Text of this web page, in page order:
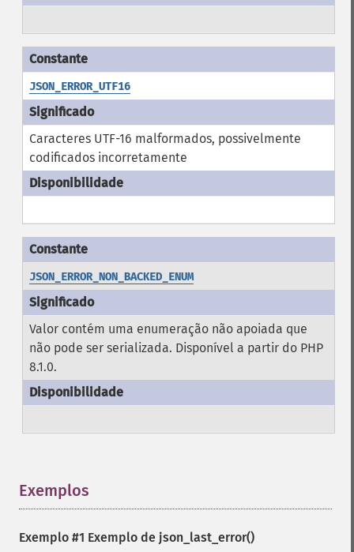
JSON_ERROR_UTF16
Caracteres UTF-16 malformados, possivelmente
codificados incorretamente
JSON_ERROR_NON_BACKED_ENUM
Valor contém uma enumeração não apoiada que
não pode ser serializada. Disponível a partir do PHP
8.1.0.
Exemplos
Exemplo #1 Exemplo de json_last_error()